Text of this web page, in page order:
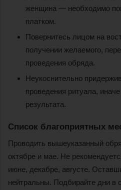
женщина — необходимо
платком.
Повернитесь лицом на
получении желаемого,
проведения обряда.
Неукоснительно
проведения ритуала,
результата.
Список благоприятных
Проводить вышеуказанный
октябре и мае. Не
июне, декабре, августе.
нейтральны. Подбирайте дни в